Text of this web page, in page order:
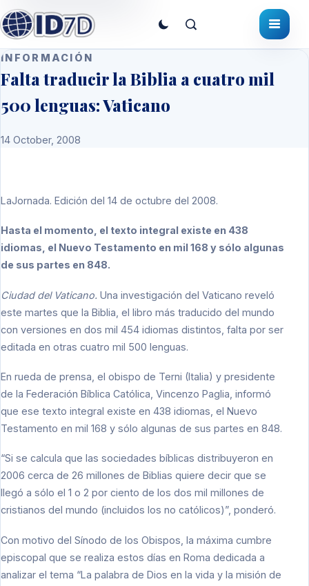
INFORMACIÓN
Falta traducir la Biblia a cuatro mil
500 lenguas: Vaticano
14 October, 2008
LaJornada. Edición del 14 de octubre del 2008.
Hasta el momento, el texto integral existe en 438
idiomas, el Nuevo Testamento en mil 168 y sólo algunas
de sus partes en 848.
Ciudad del Vaticano. Una investigación del Vaticano reveló
este martes que la Biblia, el libro más traducido del mundo
con versiones en dos mil 454 idiomas distintos, falta por ser
editada en otras cuatro mil 500 lenguas.
En rueda de prensa, el obispo de Terni (Italia) y presidente
de la Federación Bíblica Católica, Vincenzo Paglia, informó
que ese texto integral existe en 438 idiomas, el Nuevo
Testamento en mil 168 y sólo algunas de sus partes en 848.
“Si se calcula que las sociedades bíblicas distribuyeron en
2006 cerca de 26 millones de Biblias quiere decir que se
llegó a sólo el 1 o 2 por ciento de los dos mil millones de
cristianos del mundo (incluidos los no católicos)”, ponderó.
Con motivo del Sínodo de los Obispos, la máxima cumbre
episcopal que se realiza estos días en Roma dedicada a
analizar el tema “La palabra de Dios en la vida y la misión de